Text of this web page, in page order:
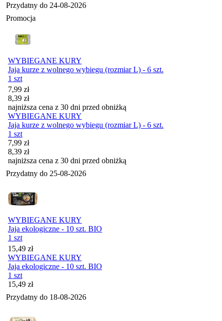
Przydatny do 24-08-2026
Promocja
WYBIEGANE KURY
Jaja kurze z wolnego wybiegu (rozmiar L) - 6 szt.
1 szt
Cena promocyjna
7,99 zł
8,39 zł
najniższa cena z 30 dni przed obniżką
WYBIEGANE KURY
Jaja kurze z wolnego wybiegu (rozmiar L) - 6 szt.
1 szt
Cena promocyjna
7,99 zł
8,39 zł
najniższa cena z 30 dni przed obniżką
Przydatny do 25-08-2026
WYBIEGANE KURY
Jaja ekologiczne - 10 szt. BIO
1 szt
Cena
15,49 zł
WYBIEGANE KURY
Jaja ekologiczne - 10 szt. BIO
1 szt
Cena
15,49 zł
Przydatny do 18-08-2026